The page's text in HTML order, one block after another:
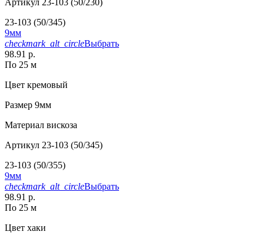
Артикул 23-103 (50/230)
23-103 (50/345)
9мм
checkmark_alt_circleВыбрать
98.91 р.
По 25 м
Цвет кремовый
Размер 9мм
Материал вискоза
Артикул 23-103 (50/345)
23-103 (50/355)
9мм
checkmark_alt_circleВыбрать
98.91 р.
По 25 м
Цвет хаки